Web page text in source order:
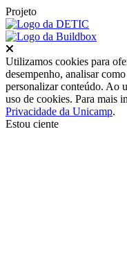
Projeto
Utilizamos cookies para
desempenho, analisar
personalizar conteúdo. Ao
uso de cookies. Para mais
Privacidade da Unicamp.
Estou ciente